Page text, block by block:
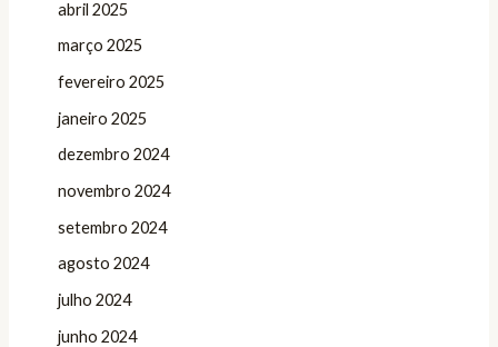
abril 2025
março 2025
fevereiro 2025
janeiro 2025
dezembro 2024
novembro 2024
setembro 2024
agosto 2024
julho 2024
junho 2024